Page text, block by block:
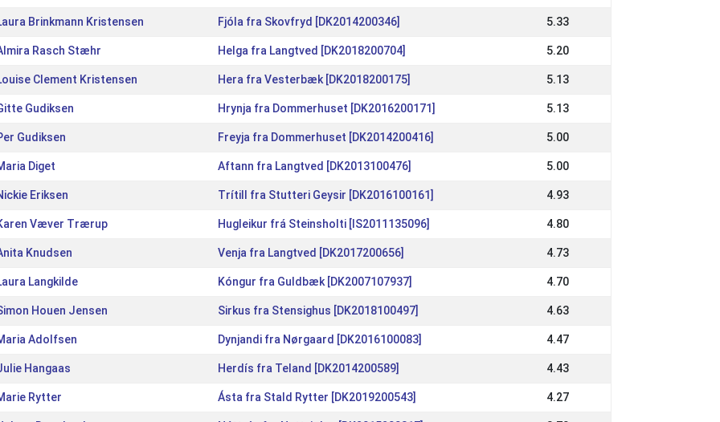
Brinkmann Kristensen Fjóla fra Skovfryd [DK2014200346] 5.33
Rasch Stæhr Helga fra Langtved [DK2018200704] 5.20
Clement Kristensen Hera fra Vesterbæk [DK2018200175] 5.13
Gudiksen Hrynja fra Dommerhuset [DK2016200171] 5.13
Gudiksen Freyja fra Dommerhuset [DK2014200416] 5.00
Diget Aftann fra Langtved [DK2013100476] 5.00
Eriksen Trítill fra Stutteri Geysir [DK2016100161] 4.93
Væver Trærup Hugleikur frá Steinsholti [IS2011135096] 4.80
Knudsen Venja fra Langtved [DK2017200656] 4.73
Langkilde Kóngur fra Guldbæk [DK2007107937] 4.70
Houen Jensen Sirkus fra Stensighus [DK2018100497] 4.63
Adolfsen Dynjandi fra Nørgaard [DK2016100083] 4.47
Hangaas Herdís fra Teland [DK2014200589] 4.43
Rytter Ásta fra Stald Rytter [DK2019200543] 4.27